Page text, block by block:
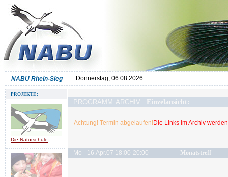
NABU Rhein-Sieg Donnerstag, 06.08.2026
projekte:
Die Naturschule
programm archiv Einzelansicht:
Achtung! Termin abgelaufen!Die Links im Archiv
Mo - 16.Apr.07 18:00-20:00 Monatstreff